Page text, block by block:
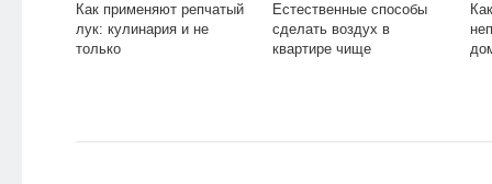
Как применяют репчатый
лук: кулинария и не
только
Естественные способы
сделать воздух в
квартире чище